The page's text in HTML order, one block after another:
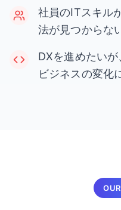
社員のITスキル
法が見つからな
DXを進めたいが
ビジネスの変化